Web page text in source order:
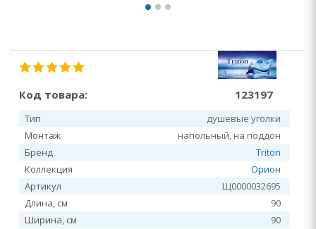
Код товара: 123197
Тип
душевые уголки
Монтаж
напольный, на поддон
Бренд
Triton
Коллекция
Орион
Артикул
Щ0000032695
Длина, см
90
Ширина, см
90